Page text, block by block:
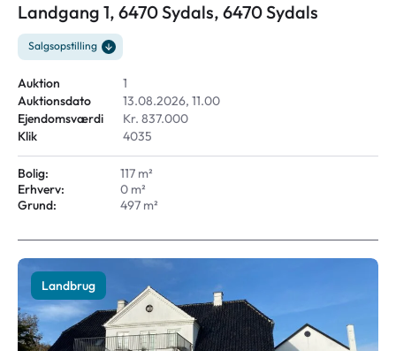
Landgang 1, 6470 Sydals, 6470 Sydals
Salgsopstilling
Auktion
1
Auktionsdato
13.08.2026, 11.00
Ejendomsværdi
Kr. 837.000
Klik
4035
Bolig:
117 m²
Erhverv:
0 m²
Grund:
497 m²
Landbrug